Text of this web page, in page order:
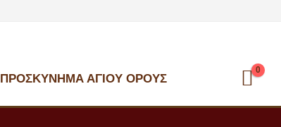
ΠΡΟΣΚΎΝΗΜΑ ΑΓΊΟΥ ΌΡΟΥΣ
0